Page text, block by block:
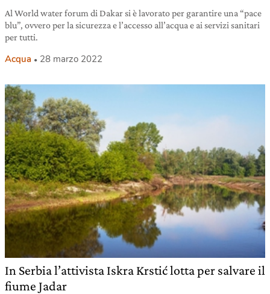
Al World water forum di Dakar si è lavorato per garantire una “pace
blu”, ovvero per la sicurezza e l’accesso all’acqua e ai servizi sanitari
per tutti.
Acqua 28 marzo 2022
In Serbia l’attivista Iskra Krstić lotta per salvare il
fiume Jadar